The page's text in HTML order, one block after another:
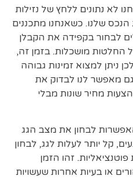
לא נתונים ללחץ של נזילות
שלנו. כשאנחנו מתכננים
לבחור בקפידה את הקבלן
החלטות מושכלות. בזמן זה,
ניתן למצוא זמינות גבוהה
גם מאפשר לנו לבדוק את
מחיר שונות מבלי
לבחון את מצב הגג
קל יותר לעלות לגג, לבחון
זהו הזמן
או בעיות אחרות שעשויות